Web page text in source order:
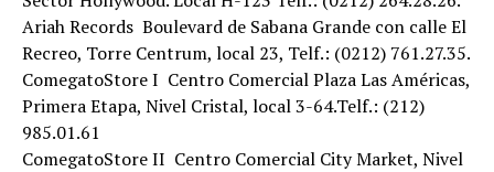
Ariah Records  Boulevard de Sabana Grande con calle El
Recreo, Torre Centrum, local 23, Telf.: (0212) 761.27.35.
ComegatoStore I  Centro Comercial Plaza Las Américas,
Primera Etapa, Nivel Cristal, local 3-64.Telf.: (212)
985.01.61
ComegatoStore II  Centro Comercial City Market, Nivel